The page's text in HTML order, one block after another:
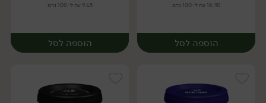
16.90 ₪ ל-100 גרם
הוספה לסל
9.45 ₪ ל-100 גרם
הוספה לסל